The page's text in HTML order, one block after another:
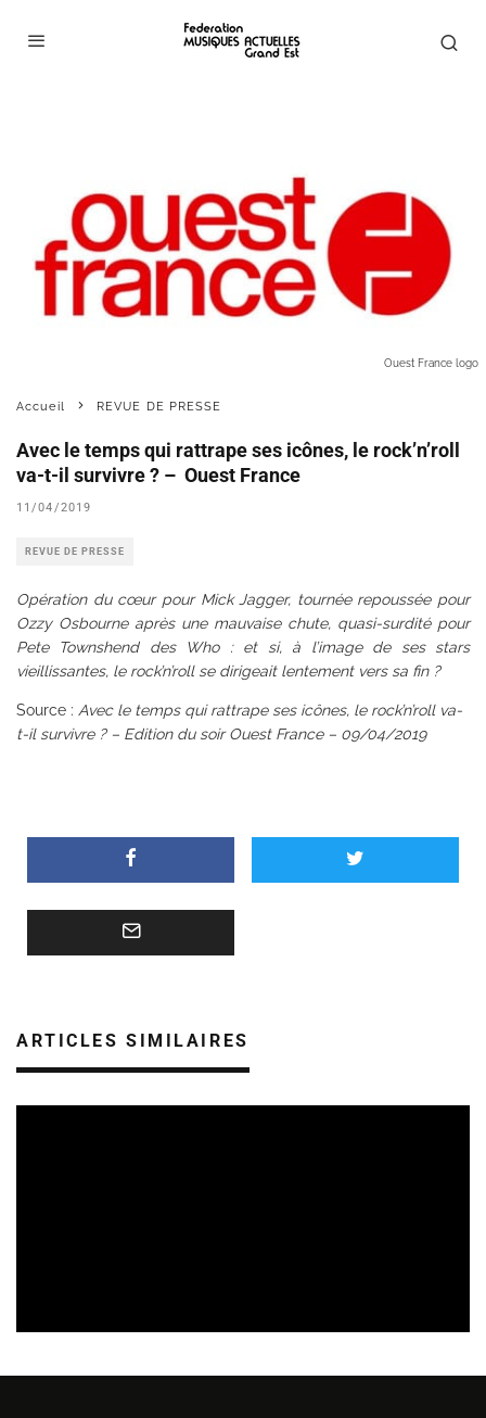
Ouest France logo
Accueil REVUE DE PRESSE
Avec le temps qui rattrape ses icônes, le rock’n’roll
va-t-il survivre ? – Ouest France
11/04/2019
REVUE DE PRESSE
Opération du cœur pour Mick Jagger, tournée repoussée pour
Ozzy Osbourne après une mauvaise chute, quasi-surdité pour
Pete Townshend des Who : et si, à l’image de ses stars
vieillissantes, le rock’n’roll se dirigeait lentement vers sa fin ?
Source : Avec le temps qui rattrape ses icônes, le rock’n’roll va-
t-il survivre ? – Edition du soir Ouest France – 09/04/2019
ARTICLES SIMILAIRES